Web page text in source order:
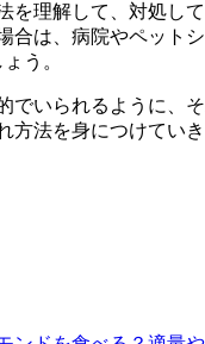
を理解して、対処し
合は、病院やペット
う。
でいられるように、
方法を身につけていき